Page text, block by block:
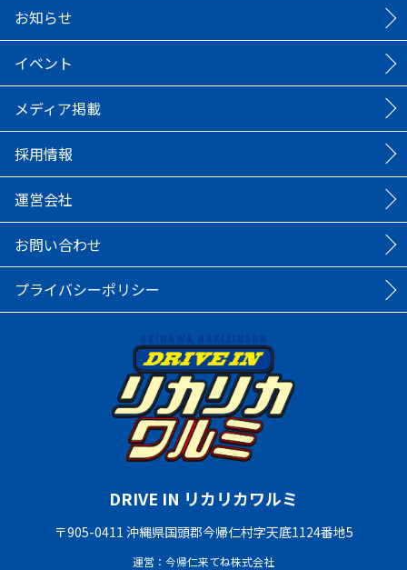
お知らせ
イベント
メディア掲載
採用情報
運営会社
お問い合わせ
プライバシーポリシー
DRIVE IN リカリカワルミ
〒905-0411 沖縄県国頭郡今帰仁村字天底1124番地5
運営：今帰仁来てね株式会社